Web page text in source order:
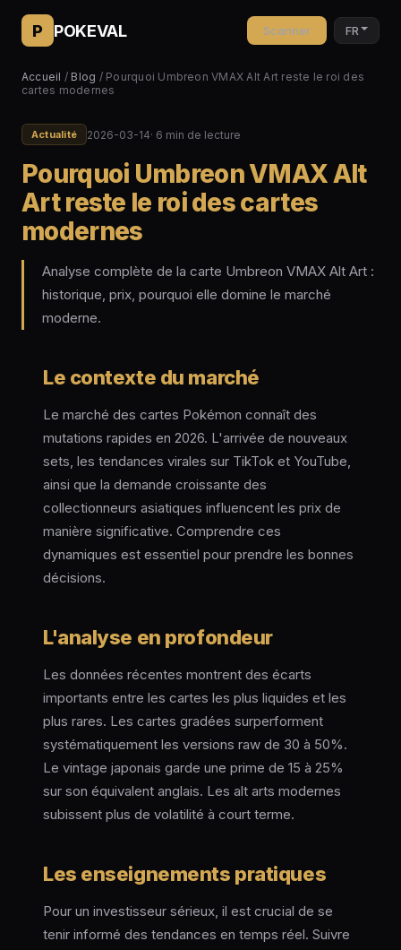
P POKEVAL Scanner FR
Accueil / Blog / Pourquoi Umbreon VMAX Alt Art reste le roi des
cartes modernes
Actualité 2026-03-14· 6 min de lecture
Pourquoi Umbreon VMAX Alt
Art reste le roi des cartes
modernes
Analyse complète de la carte Umbreon VMAX Alt Art :
historique, prix, pourquoi elle domine le marché
moderne.
Le contexte du marché
Le marché des cartes Pokémon connaît des
mutations rapides en 2026. L'arrivée de nouveaux
sets, les tendances virales sur TikTok et YouTube,
ainsi que la demande croissante des
collectionneurs asiatiques influencent les prix de
manière significative. Comprendre ces
dynamiques est essentiel pour prendre les bonnes
décisions.
L'analyse en profondeur
Les données récentes montrent des écarts
importants entre les cartes les plus liquides et les
plus rares. Les cartes gradées surperforment
systématiquement les versions raw de 30 à 50%.
Le vintage japonais garde une prime de 15 à 25%
sur son équivalent anglais. Les alt arts modernes
subissent plus de volatilité à court terme.
Les enseignements pratiques
Pour un investisseur sérieux, il est crucial de se
tenir informé des tendances en temps réel. Suivre